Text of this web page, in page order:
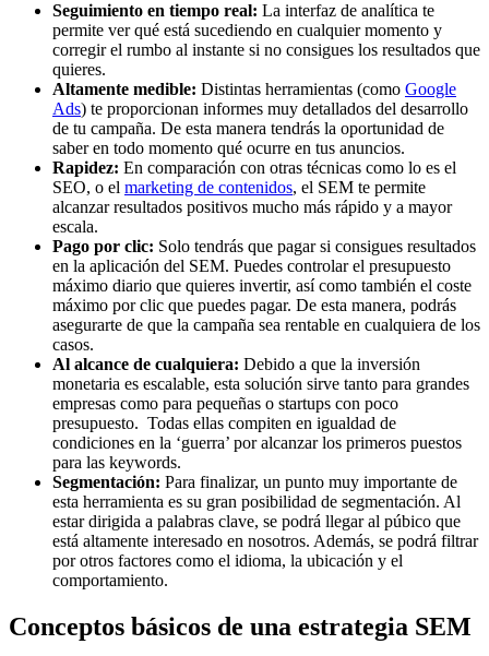
Seguimiento en tiempo real: La interfaz de analítica te
permite ver qué está sucediendo en cualquier momento y
corregir el rumbo al instante si no consigues los resultados que
quieres.
Altamente medible: Distintas herramientas (como Google
Ads) te proporcionan informes muy detallados del desarrollo
de tu campaña. De esta manera tendrás la oportunidad de
saber en todo momento qué ocurre en tus anuncios.
Rapidez: En comparación con otras técnicas como lo es el
SEO, o el marketing de contenidos, el SEM te permite
alcanzar resultados positivos mucho más rápido y a mayor
escala.
Pago por clic: Solo tendrás que pagar si consigues resultados
en la aplicación del SEM. Puedes controlar el presupuesto
máximo diario que quieres invertir, así como también el coste
máximo por clic que puedes pagar. De esta manera, podrás
asegurarte de que la campaña sea rentable en cualquiera de los
casos.
Al alcance de cualquiera: Debido a que la inversión
monetaria es escalable, esta solución sirve tanto para grandes
empresas como para pequeñas o startups con poco
presupuesto. Todas ellas compiten en igualdad de
condiciones en la ‘guerra’ por alcanzar los primeros puestos
para las keywords.
Segmentación: Para finalizar, un punto muy importante de
esta herramienta es su gran posibilidad de segmentación. Al
estar dirigida a palabras clave, se podrá llegar al púbico que
está altamente interesado en nosotros. Además, se podrá filtrar
por otros factores como el idioma, la ubicación y el
comportamiento.
Conceptos básicos de una estrategia SEM